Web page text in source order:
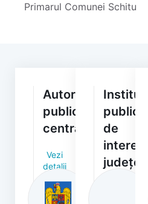
Primarul Comunei Schitu
Autorități/Instituții
publice
centrale
Vezi
detalii
Instituții
publice
de
interes
județean